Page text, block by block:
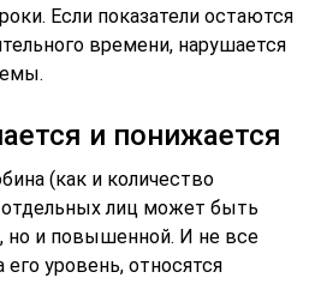
Если показатели остаются
времени, нарушается
и понижается
(как и количество
лиц может быть
но и повышенной. И не все
уровень, относятся